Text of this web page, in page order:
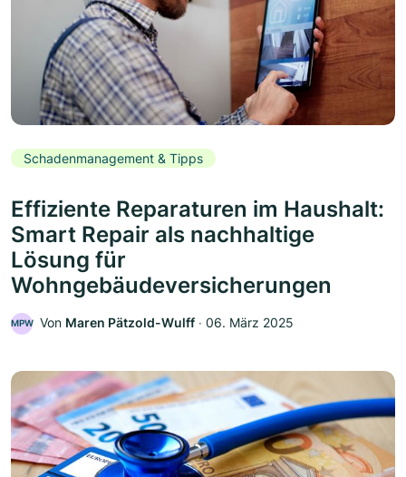
Schadenmanagement & Tipps
Effiziente Reparaturen im Haushalt:
Smart Repair als nachhaltige
Lösung für
Wohngebäudeversicherungen
MPW Von Maren Pätzold-Wulff ‧ 06. März 2025